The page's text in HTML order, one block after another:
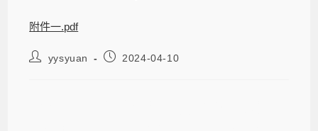
附件一.pdf
yysyuan 2024-04-10